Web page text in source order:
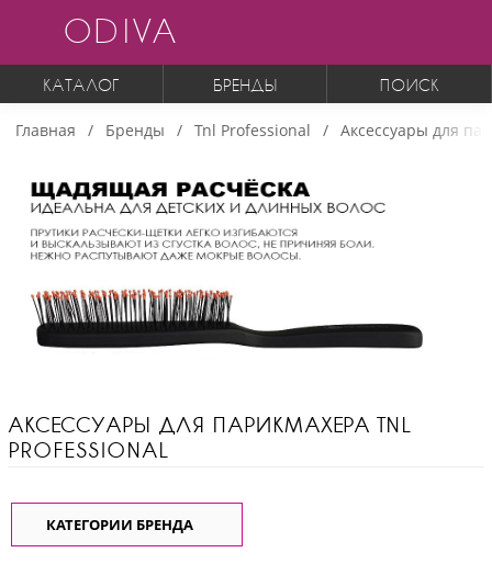
ODIVA
КАТАЛОГ БРЕНДЫ ПОИСК
Главная Бренды Tnl Professional Аксессуары для
АКСЕССУАРЫ ДЛЯ ПАРИКМАХЕРА TNL
PROFESSIONAL
КАТЕГОРИИ БРЕНДА